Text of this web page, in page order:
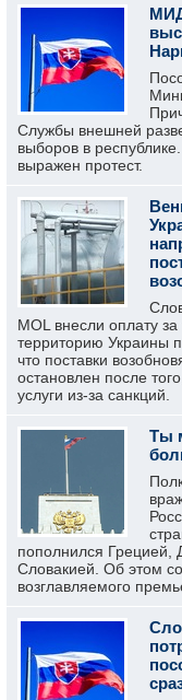
Службы внешней
выборов в
выражен протест.
MOL внесли оплату
территорию Украины
что поставки
остановлен после
услуги из-за санкций.
Ты
пополнился Грецией,
Словакией. Об этом
возглавляемого